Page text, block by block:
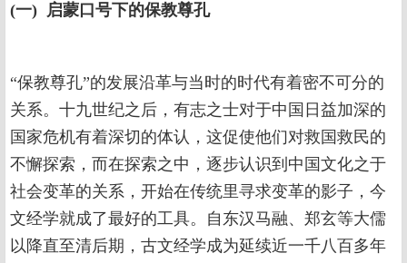
(一) 启蒙口号下的保教尊孔
“保教尊孔”的发展沿革与当时的时代有着密不可分的
关系。十九世纪之后，有志之士对于中国日益加深的
国家危机有着深切的体认，这促使他们对救国救民的
不懈探索，而在探索之中，逐步认识到中国文化之于
社会变革的关系，开始在传统里寻求变革的影子，今
文经学就成了最好的工具。自东汉马融、郑玄等大儒
以降直至清后期，古文经学成为延续近一千八百多年